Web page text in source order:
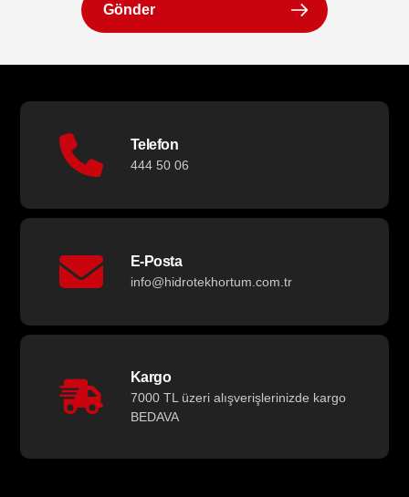
Gönder
Telefon
444 50 06
E-Posta
info@hidrotekhortum.com.tr
Kargo
7000 TL üzeri alışverişlerinizde kargo
BEDAVA